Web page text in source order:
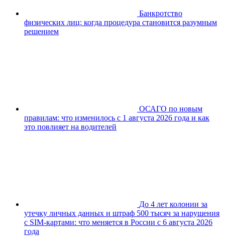
Банкротство
физических лиц: когда процедура становится разумным
решением
ОСАГО по новым
правилам: что изменилось с 1 августа 2026 года и как
это повлияет на водителей
До 4 лет колонии за
утечку личных данных и штраф 500 тысяч за нарушения
с SIM-картами: что меняется в России с 6 августа 2026
года